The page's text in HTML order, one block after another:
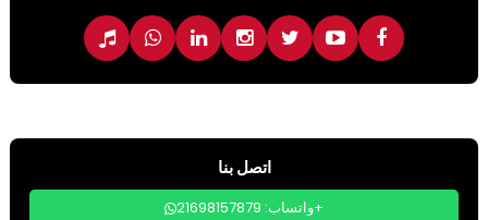
اتصل بنا
واتساب: 21698157879+